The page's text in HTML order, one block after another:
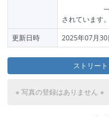
一般トイ
されています。
更新日時
2025年07月
ストリー
※ 写真の登録はありません ※